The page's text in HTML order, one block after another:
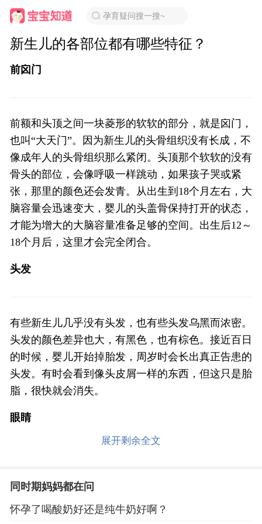
孕育疑问搜一搜~
新生儿的各部位都有哪些特征？
前囟门
前额和头顶之间一块菱形的软软的部分，就是囟门，
也叫“大天门”。因为新生儿的头骨组织没有长成，不
像成年人的头骨组织那么紧闭。头顶那个软软的没有
骨头的部位，会像呼吸一样跳动，如果孩子哭或紧
张，那里的颜色还会发青。从出生到18个月左右，大
脑容量会迅速变大，婴儿的头盖骨保持打开的状态，
才能为增大的大脑容量准备足够的空间。出生后12～
18个月后，这里才会完全闭合。
头发
有些新生儿几乎没有头发，也有些头发乌黑而浓密。
头发的颜色差异也大，有黑色，也有棕色。接近百日
的时候，婴儿开始掉胎发，周岁时会长出真正告患的
头发。有时会看到像头皮屑一样的东西，但这只是胎
脂，很快就会消失。
眼睛
都在睡觉，所以很难观察到瞳孔。有的孩子常常看起
来充满困意，眼皮沉沉的，也有的孩子只能睁一边的
展开剩余全文
同时期妈妈都在问
怀孕了喝酸奶好还是纯牛奶好啊？